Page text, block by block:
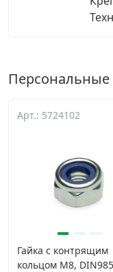
Арт.: 5724102
Гайка с контрящим
кольцом М8,